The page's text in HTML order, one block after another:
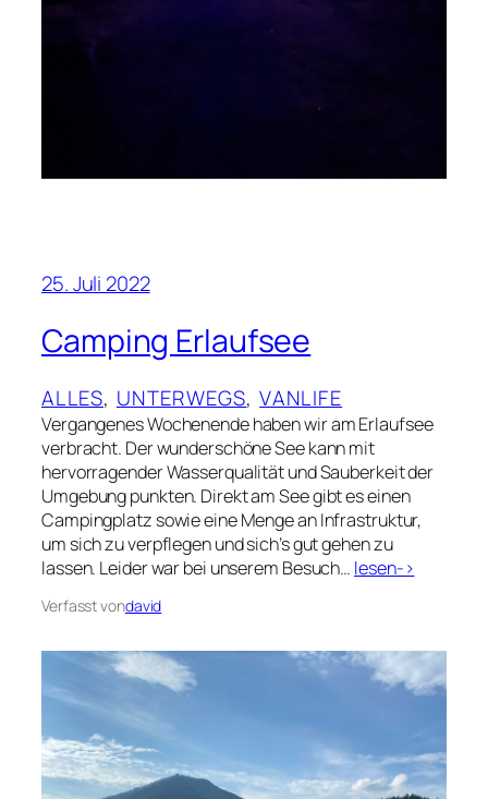
25. Juli 2022
Camping Erlaufsee
ALLES, UNTERWEGS, VANLIFE
Vergangenes Wochenende haben wir am Erlaufsee
verbracht. Der wunderschöne See kann mit
hervorragender Wasserqualität und Sauberkeit der
Umgebung punkten. Direkt am See gibt es einen
Campingplatz sowie eine Menge an Infrastruktur,
um sich zu verpflegen und sich’s gut gehen zu
lassen. Leider war bei unserem Besuch… lesen->
Verfasst vondavid